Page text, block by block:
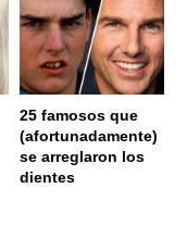
25 famosos que
(afortunadamente)
se arreglaron los
dientes